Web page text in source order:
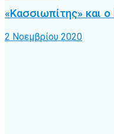
«Κασσιωπίτης» και ο
2 Νοεμβρίου 2020